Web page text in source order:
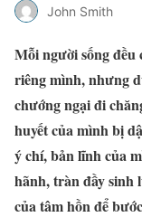
John Smith
Mỗi người sống
riêng mình, nhưng
chướng ngại đi
huyết của mình bị
ý chí, bản lĩnh của
hãnh, tràn đầy sinh
của tâm hồn để